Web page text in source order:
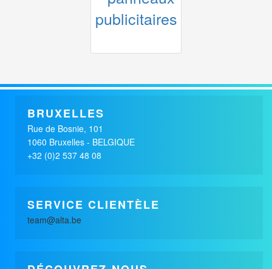
GP AUTOMOBILE PEUGEOT
AUTOMOBILE
BRUXELLES
Rue de Bosnie, 101
1060 Bruxelles - BELGIQUE
+32 (0)2 537 48 08
SERVICE CLIENTÈLE
team@alta.be